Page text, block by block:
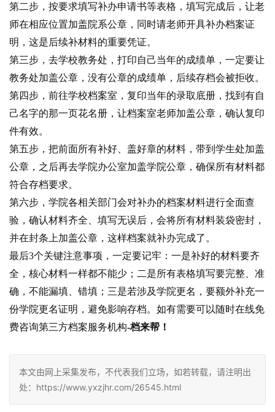
第二步，按要求填写补办申请书等表格，填写完成后，让老
师在相应位置加盖院系公章，同时请老师开具补办档案证
明，这是后续补材料的重要凭证。
第三步，去学校教务处，打印自己当年的成绩单，一定要让
教务处加盖公章，没有公章的成绩单，后续存档会被拒收。
第四步，前往学校档案室，复印当年的录取底册，找到有自
己名字的那一页花名册，让档案室老师加盖公章，确认复印
件有效。
第五步，把前面所有补好、盖好章的材料，带到学生处加盖
公章，之后再去学院办公室加盖学院公章，确保所有材料都
符合存档要求。
第六步，学院各相关部门会对补办的档案材料进行全面查
验，确认材料齐全、填写无误后，会将所有材料装袋密封，
并在封条上加盖公章，这样档案就补办完成了。
最后3个关键注意事项，一定要记牢：一是补好的材料要齐
全，核心材料一样都不能少；二是所有表格填写要完整、准
确，不能漏填、错填；三是若涉及学院更名，要额外补充一
份学院更名证明，避免影响存档。如有需要可以随时在线免
费咨询第三方档案服务机构-档来帮！
本文由网上采集发布，不代表我们立场，如若转载，请注明出
处：https://www.yxzjhr.com/26545.html